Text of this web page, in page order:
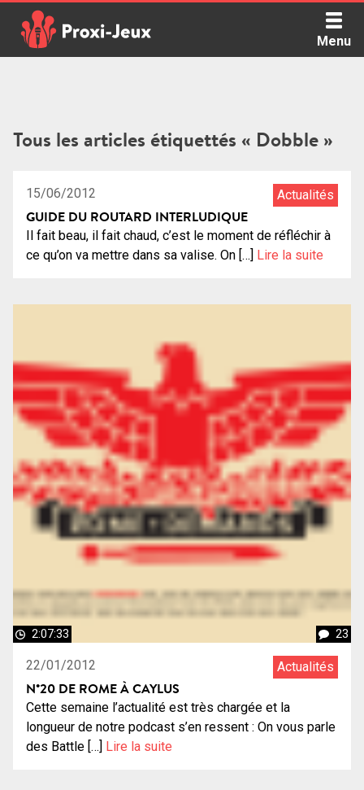
content
Menu
Tous les articles étiquettés « Dobble »
15/06/2012 Actualités
GUIDE DU ROUTARD INTERLUDIQUE
Il fait beau, il fait chaud, c’est le moment de réfléchir à
ce qu’on va mettre dans sa valise. On […] Lire la suite
2:07:33 23
22/01/2012 Actualités
N°20 DE ROME À CAYLUS
Cette semaine l’actualité est très chargée et la
longueur de notre podcast s’en ressent : On vous parle
des Battle […] Lire la suite